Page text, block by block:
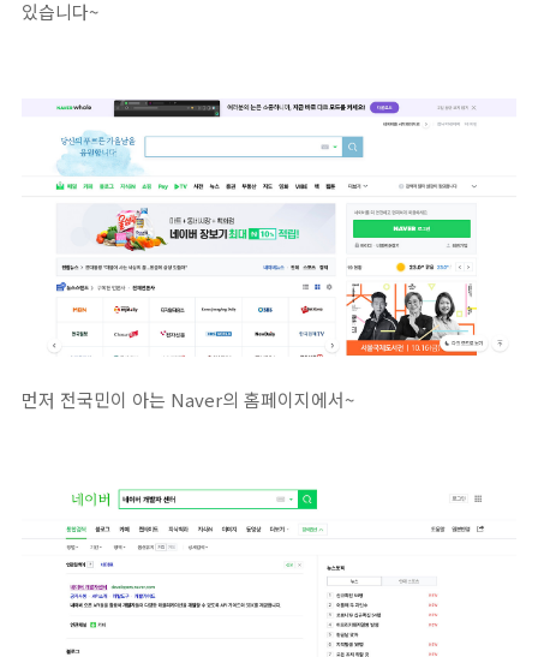
있습니다~
먼저 전국민이 아는 Naver의 홈페이지에서~